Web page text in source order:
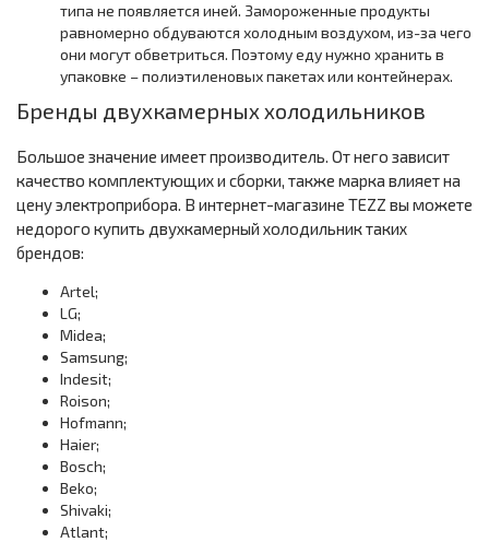
типа не появляется иней. Замороженные продукты
равномерно обдуваются холодным воздухом, из-за чего
они могут обветриться. Поэтому еду нужно хранить в
упаковке – полиэтиленовых пакетах или контейнерах.
Бренды двухкамерных холодильников
Большое значение имеет производитель. От него зависит
качество комплектующих и сборки, также марка влияет на
цену электроприбора. В интернет-магазине TEZZ вы можете
недорого купить двухкамерный холодильник таких
брендов:
Artel;
LG;
Midea;
Samsung;
Indesit;
Roison;
Hofmann;
Haier;
Bosch;
Beko;
Shivaki;
Atlant;